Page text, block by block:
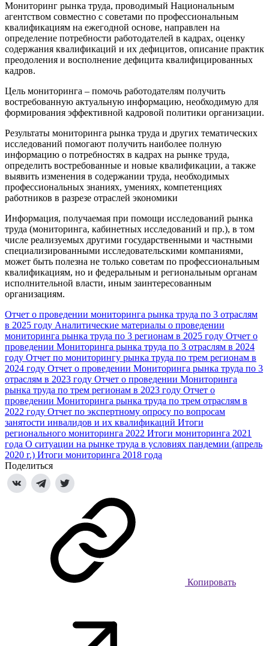
Мониторинг рынка труда, проводимый Национальным
агентством совместно с советами по профессиональным
квалификациям на ежегодной основе, направлен на
определение потребности работодателей в кадрах, оценку
содержания квалификаций и их дефицитов, описание практик
преодоления и восполнение дефицита квалифицированных
кадров.
Цель мониторинга – помочь работодателям получить
востребованную актуальную информацию, необходимую для
формирования эффективной кадровой политики организации.
Результаты мониторинга рынка труда и других тематических
исследований помогают получить наиболее полную
информацию о потребностях в кадрах на рынке труда,
определить востребованные и новые квалификации, а также
выявить изменения в содержании труда, необходимых
профессиональных знаниях, умениях, компетенциях
работников в разрезе отраслей экономики
Информация, получаемая при помощи исследований рынка
труда (мониторинга, кабинетных исследований и пр.), в том
числе реализуемых другими государственными и частными
специализированными исследовательскими компаниями,
может быть полезна не только советам по профессиональным
квалификациям, но и федеральным и региональным органам
исполнительной власти, иным заинтересованным
организациям.
Отчет о проведении мониторинга рынка труда по 3 отраслям
в 2025 году Аналитические материалы о проведении
мониторинга рынка труда по 3 регионам в 2025 году Отчет о
проведении Мониторинга рынка труда по 3 отраслям в 2024
году Отчет по мониторингу рынка труда по трем регионам в
2024 году Отчет о проведении Мониторинга рынка труда по 3
отраслям в 2023 году Отчет о проведении Мониторинга
рынка труда по трем регионам в 2023 году Отчет о
проведении Мониторинга рынка труда по трем отраслям в
2022 году Отчет по экспертному опросу по вопросам
занятости инвалидов и их квалификаций Итоги
регионального мониторинга 2022 Итоги мониторинга 2021
года О ситуации на рынке труда в условиях пандемии (апрель
2020 г.) Итоги мониторинга 2018 года
Поделиться
Копировать